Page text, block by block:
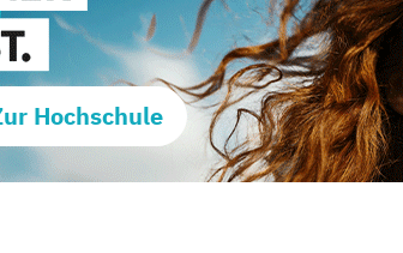
Hochschule